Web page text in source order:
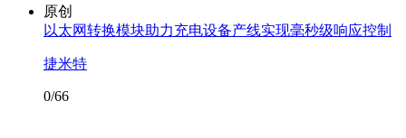
原创
以太网转换模块助力充电设备产线实现毫秒级响应控制
捷米特
0/66